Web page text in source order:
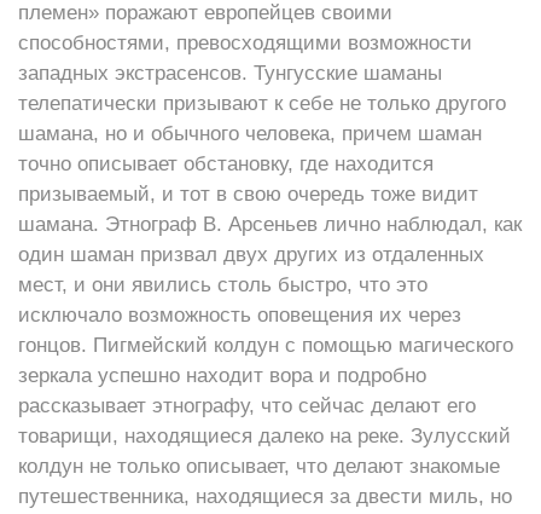
племен» поражают европейцев своими
способностями, превосходящими возможности
западных экстрасенсов. Тунгусские шаманы
телепатически призывают к себе не только другого
шамана, но и обычного человека, причем шаман
точно описывает обстановку, где находится
призываемый, и тот в свою очередь тоже видит
шамана. Этнограф В. Арсеньев лично наблюдал, как
один шаман призвал двух других из отдаленных
мест, и они явились столь быстро, что это
исключало возможность оповещения их через
гонцов. Пигмейский колдун с помощью магического
зеркала успешно находит вора и подробно
рассказывает этнографу, что сейчас делают его
товарищи, находящиеся далеко на реке. Зулусский
колдун не только описывает, что делают знакомые
путешественника, находящиеся за двести миль, но